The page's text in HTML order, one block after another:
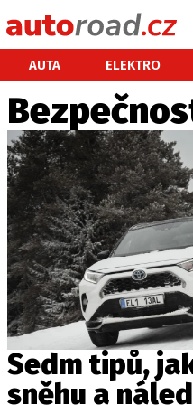
AUTA ELEKTRO
Sedm tipů,
sněhu a